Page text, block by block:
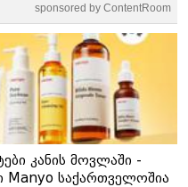
sponsored by ContentRoom
კანის მოვლაში -
Manyo საქართველოშია